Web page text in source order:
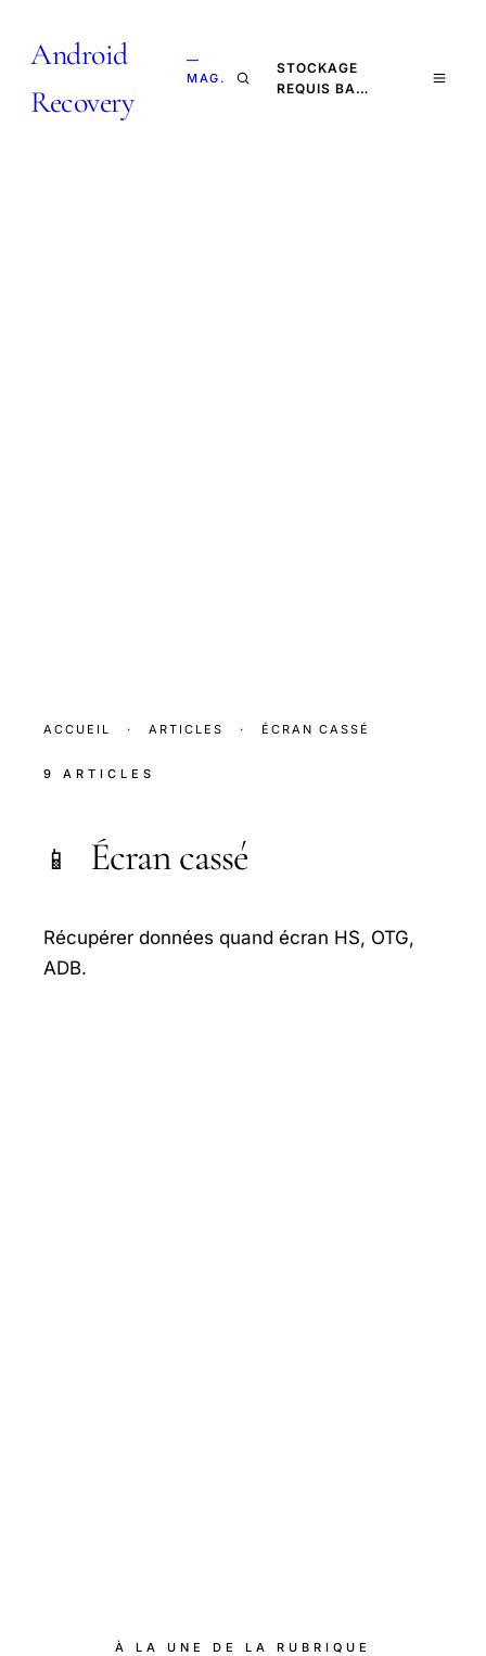
Android
Recovery
—
MAG.
STOCKAGE
REQUIS BA…
ACCUEIL · ARTICLES · ÉCRAN CASSÉ
9 ARTICLES
📱 Écran cassé
Récupérer données quand écran HS, OTG,
ADB.
À LA UNE DE LA RUBRIQUE